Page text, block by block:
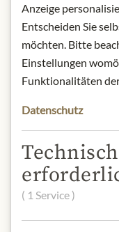
Alcohol
Net
Contact:
AT / Tel.:
Anzeige
Entscheiden Sie
möchten. Bitte
Einstellungen
Funktionalitäten
Datenschutz
Technisch
( 1 Service )